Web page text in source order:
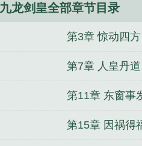
九龙剑皇全部章节目录
第3章 惊动四方
第7章 人皇丹道
第11章 东窗事
第15章 因祸得